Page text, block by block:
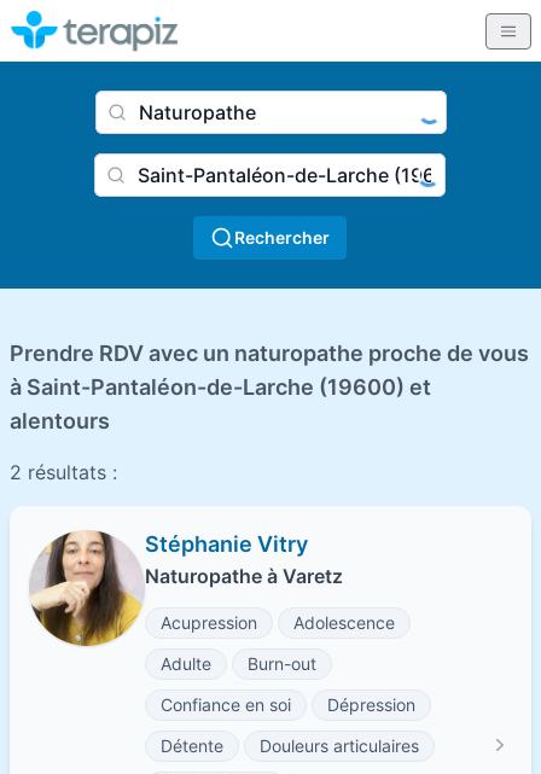
Ville
Rechercher
Prendre RDV avec un naturopathe proche de vous
à Saint-Pantaléon-de-Larche (19600) et
alentours
2 résultats :
Stéphanie Vitry
Naturopathe à Varetz
Acupression
Adolescence
Adulte
Burn-out
Confiance en soi
Dépression
Détente
Douleurs articulaires